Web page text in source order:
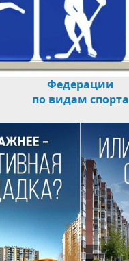
Федерации
по видам спорта